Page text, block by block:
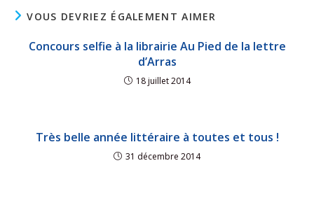
VOUS DEVRIEZ ÉGALEMENT AIMER
Concours selfie à la librairie Au Pied de la lettre
d’Arras
18 juillet 2014
Très belle année littéraire à toutes et tous !
31 décembre 2014